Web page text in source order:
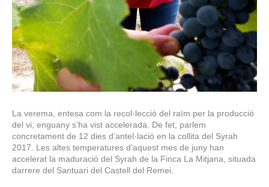
La verema, entesa com la recol·lecció del raïm per la producció
del vi, enguany s’ha vist accelerada. De fet, parlem
concretament de 12 dies d’antel·lació en la collita del Syrah
2017. Les altes temperatures d’aquest mes de juny han
accelerat la maduració del Syrah de la Finca La Mitjana, situada
darrere del Santuari del Castell del Remei.